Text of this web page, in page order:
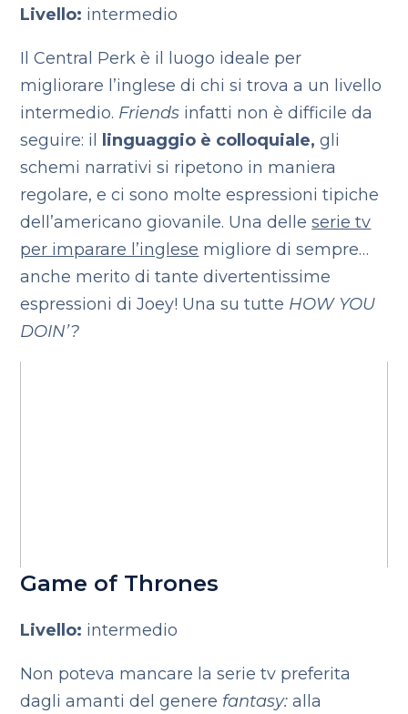
Livello: intermedio
Il Central Perk è il luogo ideale per
migliorare l’inglese di chi si trova a un livello
intermedio. Friends infatti non è difficile da
seguire: il
linguaggio è colloquiale,gli
schemi narrativi si ripetono in maniera
regolare, e ci sono molte espressioni tipiche
dell’americano giovanile. Una delleserie tv
per imparare l’inglese migliore di sempre…
anche merito di tante divertentissime
espressioni di Joey! Una su tutte HOW YOU
DOIN’?
Game of Thrones
Livello: intermedio
Non poteva mancare la serie tv preferita
dagli amanti del genere fantasy:alla